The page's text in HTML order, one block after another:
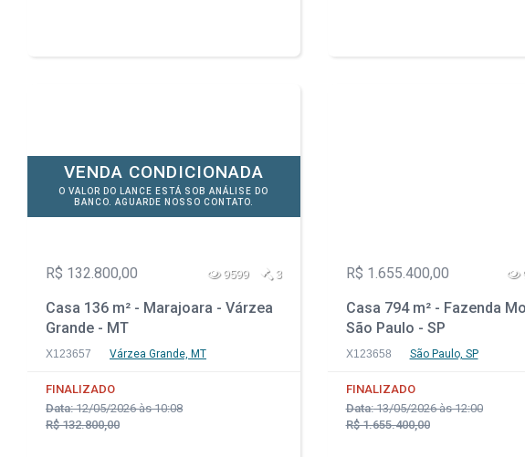
VENDA CONDICIONADA
O VALOR DO LANCE ESTÁ SOB ANÁLISE DO
BANCO. AGUARDE NOSSO CONTATO.
R$ 132.800,00 9599 3
Casa 136 m² - Marajoara - Várzea
Grande - MT
X123657 Várzea Grande, MT
FINALIZADO
Data:12/05/2026 às 10:08
R$ 132.800,00
R$ 1.655.400,00
Casa 794 m² - Fazenda
São Paulo - SP
X123658 São Paulo, SP
FINALIZADO
Data:13/05/2026 às 12:00
R$ 1.655.400,00